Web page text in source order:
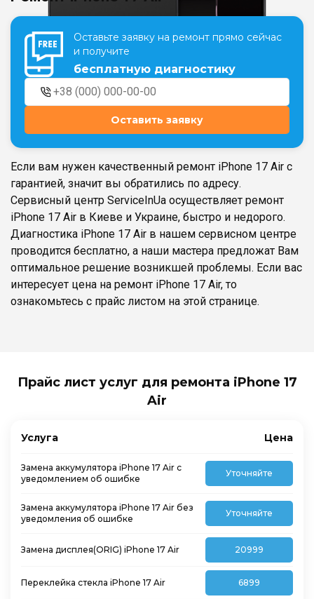
Театральная
г. Киев, ул. Крещатик 44-А
Оболонь
г. Киев, ТЦ LAKE PLAZA, ул. Героев
полка «Азов», 12
Дарница
г. Киев, Комфорт Таун, ул.
Березнева, 16, корпус 3
Оставьте заявку на ремонт прямо сейчас
и получите
бесплатную диагностику
Оставить заявку
Если вам нужен качественный ремонт iPhone 17 Air с
гарантией, значит вы обратились по адресу.
Сервисный центр ServiceInUa осуществляет ремонт
iPhone 17 Air в Киеве и Украине, быстро и недорого.
Диагностика iPhone 17 Air в нашем сервисном центре
проводится бесплатно, а наши мастера предложат Вам
оптимальное решение возникшей проблемы. Если вас
интересует цена на ремонт iPhone 17 Air, то
ознакомьтесь с прайс листом на этой странице.
Прайс лист услуг для ремонта iPhone 17
Air
Услуга Цена
Замена аккумулятора iPhone 17 Air с
уведомлением об ошибке
Уточняйте
Замена аккумулятора iPhone 17 Air без
уведомления об ошибке
Уточняйте
Замена дисплея(ORIG) iPhone 17 Air 20999
Переклейка стекла iPhone 17 Air 6899